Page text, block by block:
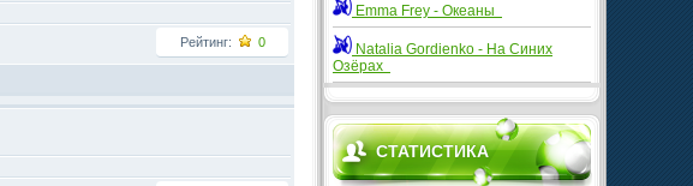
Рейтинг: 0
Emma Frey - Океаны
Natalia Gordienko - На Синих
Озёрах
СТАТИСТИКА